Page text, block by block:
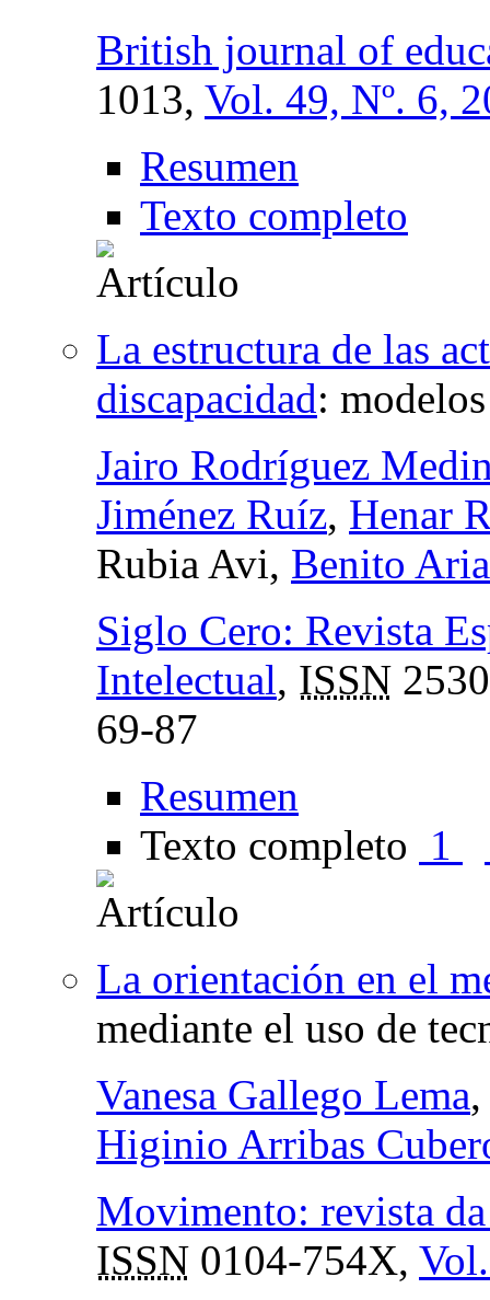
British journal of
1013, Vol. 49, Nº. 6,
Resumen
Texto completo
La estructura de las
discapacidad:
Jairo Rodríguez
Jiménez Ruíz, Henar
Rubia Avi, Benito
Siglo Cero: Revista
Intelectual, ISSN
69-87
Resumen
Texto completo 1
La orientación en el
mediante el uso de
Vanesa Gallego Lema
Higinio Arribas
Movimento: revista
ISSN 0104-754X,